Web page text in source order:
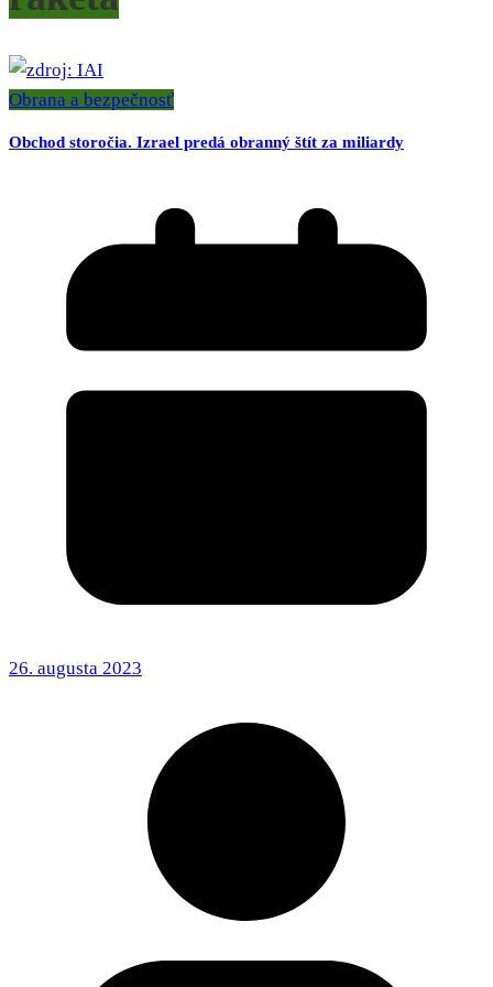
Obrana a bezpečnosť
Obchod storočia. Izrael predá obranný štít za miliardy
26. augusta 2023